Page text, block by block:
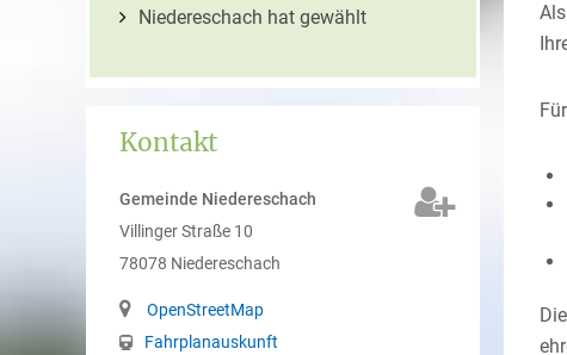
Niedereschach hat gewählt
Kontakt
Gemeinde Niedereschach
Villinger Straße 10
78078 Niedereschach
OpenStreetMap
Fahrplanauskunft